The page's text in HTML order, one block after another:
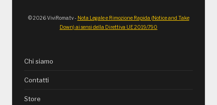
© 2026 ViviRoma.tv - Nota Legale e Rimozione Rapida (Notice and Take
Down) ai sensi della Direttiva UE 2019/790
Chi siamo
Contatti
Store